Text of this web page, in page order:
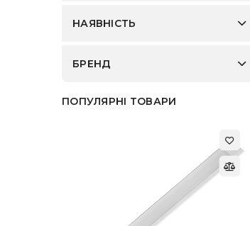
НАЯВНІСТЬ
БРЕНД
ПОПУЛЯРНІ ТОВАРИ